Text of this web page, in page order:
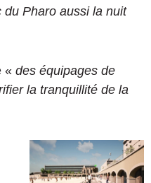
du Pharo aussi la nuit
« des équipages de
la tranquillité de la